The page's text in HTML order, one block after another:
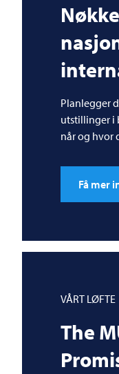
Planlegger
utstillinger i
når og hvor
Få mer
VÅRT LØFTE
The